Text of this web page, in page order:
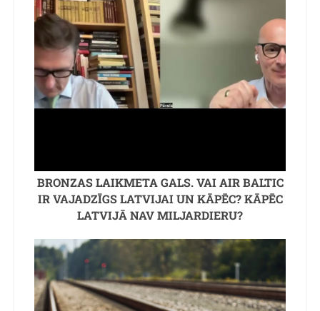
BRONZAS LAIKMETA GALS. VAI AIR BALTIC
IR VAJADZĪGS LATVIJAI UN KĀPĒC? KĀPĒC
LATVIJĀ NAV MILJARDIERU?